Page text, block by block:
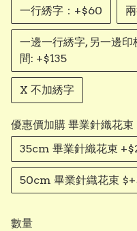
一行綉字：+$60
一邊一行綉字, 另一邊
間: +$135
X 不加綉字
優惠價加購 畢業針織花束
35cm 畢業針織花束
50cm 畢業針織花束
數量